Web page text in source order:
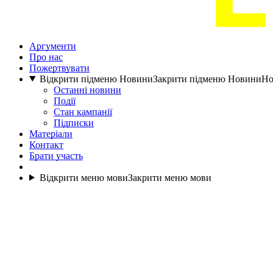
Аргументи
Про нас
Пожертвувати
Відкрити підменю НовиниЗакрити підменю Новини
Останні новини
Події
Стан кампанії
Підписки
Матеріали
Контакт
Брати участь
Відкрити меню мовиЗакрити меню мови